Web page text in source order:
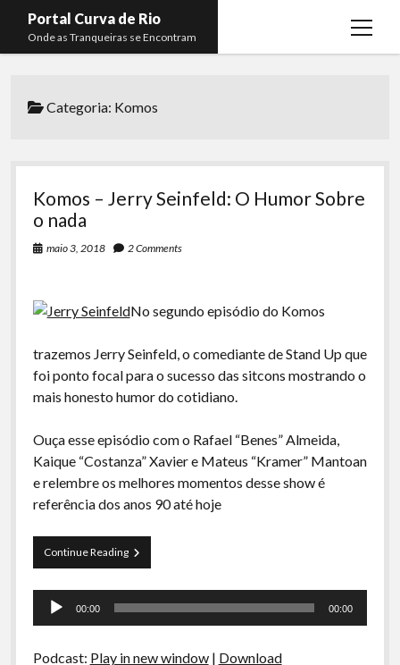
Portal Curva de Rio
Onde as Tranqueiras se Encontram
open
menu
Curva de Rio
Komos
La Siesta Podcast
Rachão na Beira do RIo
Papo Tranqueira
A Ripa É a Lei
Especiais
Preliminares
Membros
Lucas Oliveira
Kaique Xavier
Rafael Almeida
Categoria: Komos
Komos – Jerry Seinfeld: O Humor Sobre
o nada
maio 3, 2018 2 Comments
No segundo episódio do Komos
trazemos Jerry Seinfeld, o comediante de Stand Up que
foi ponto focal para o sucesso das sitcons mostrando o
mais honesto humor do cotidiano.
Ouça esse episódio com o Rafael “Benes” Almeida,
Kaique “Costanza” Xavier e Mateus “Kramer” Mantoan
e relembre os melhores momentos desse show é
referência dos anos 90 até hoje
Continue ReadingKomos
–
O
Tocador
00:00 00:00
Podcast: Play in new window| Download